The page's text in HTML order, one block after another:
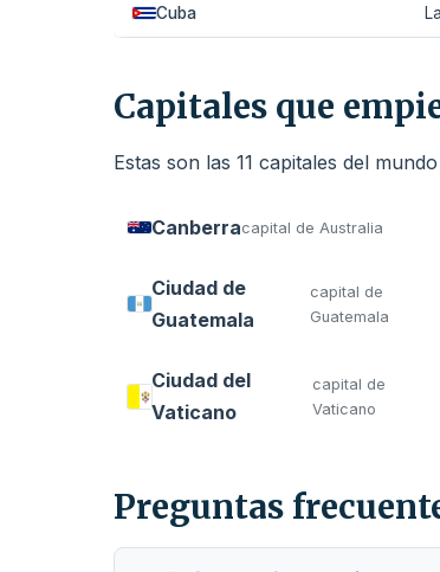
Cuba
Capitales que
Estas son las 11 capitales del
Canberracapital de Australia
Ciudad de
Guatemala
capital de
Guatemala
Ciudad del
Vaticano
capital de
Vaticano
Preguntas